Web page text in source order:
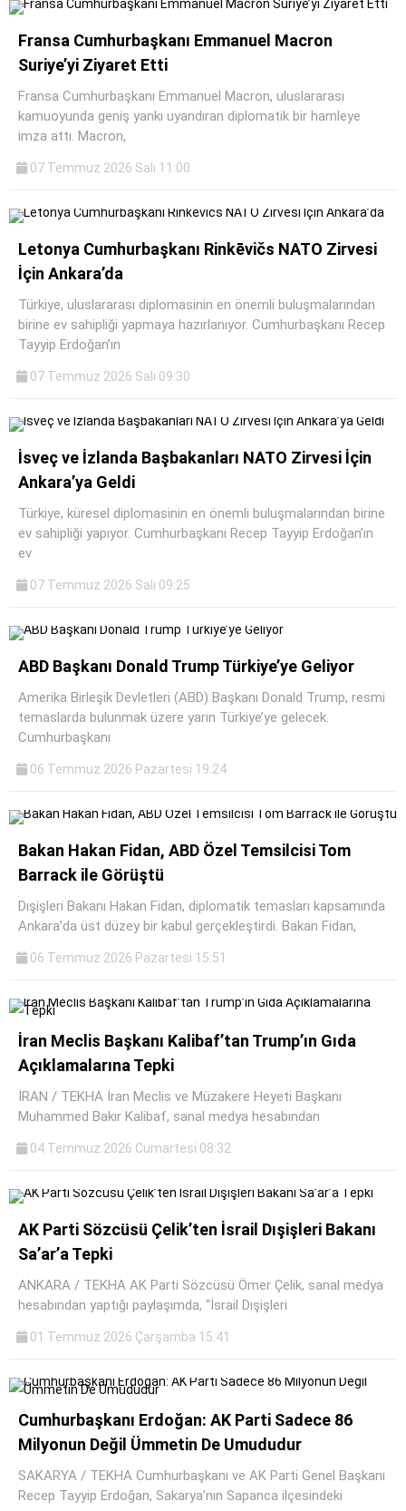
Fransa Cumhurbaşkanı Emmanuel Macron
Suriye’yi Ziyaret Etti
Fransa Cumhurbaşkanı Emmanuel Macron, uluslararası
kamuoyunda geniş yankı uyandıran diplomatik bir hamleye
imza attı. Macron,
07 Temmuz 2026 Salı 11:00
Letonya Cumhurbaşkanı Rinkēvičs NATO Zirvesi
İçin Ankara’da
Türkiye, uluslararası diplomasinin en önemli buluşmalarından
birine ev sahipliği yapmaya hazırlanıyor. Cumhurbaşkanı Recep
Tayyip Erdoğan’ın
07 Temmuz 2026 Salı 09:30
İsveç ve İzlanda Başbakanları NATO Zirvesi İçin
Ankara’ya Geldi
Türkiye, küresel diplomasinin en önemli buluşmalarından birine
ev sahipliği yapıyor. Cumhurbaşkanı Recep Tayyip Erdoğan’ın
ev
07 Temmuz 2026 Salı 09:25
ABD Başkanı Donald Trump Türkiye’ye Geliyor
Amerika Birleşik Devletleri (ABD) Başkanı Donald Trump, resmi
temaslarda bulunmak üzere yarın Türkiye’ye gelecek.
Cumhurbaşkanı
06 Temmuz 2026 Pazartesi 19:24
Bakan Hakan Fidan, ABD Özel Temsilcisi Tom
Barrack ile Görüştü
Dışişleri Bakanı Hakan Fidan, diplomatik temasları kapsamında
Ankara’da üst düzey bir kabul gerçekleştirdi. Bakan Fidan,
06 Temmuz 2026 Pazartesi 15:51
İran Meclis Başkanı Kalibaf’tan Trump’ın Gıda
Açıklamalarına Tepki
İRAN / TEKHA İran Meclis ve Müzakere Heyeti Başkanı
Muhammed Bakır Kalibaf, sanal medya hesabından
04 Temmuz 2026 Cumartesi 08:32
AK Parti Sözcüsü Çelik’ten İsrail Dışişleri Bakanı
Sa’ar’a Tepki
ANKARA / TEKHA AK Parti Sözcüsü Ömer Çelik, sanal medya
hesabından yaptığı paylaşımda, “İsrail Dışişleri
01 Temmuz 2026 Çarşamba 15:41
Cumhurbaşkanı Erdoğan: AK Parti Sadece 86
Milyonun Değil Ümmetin De Umududur
SAKARYA / TEKHA Cumhurbaşkanı ve AK Parti Genel Başkanı
Recep Tayyip Erdoğan, Sakarya’nın Sapanca ilçesindeki